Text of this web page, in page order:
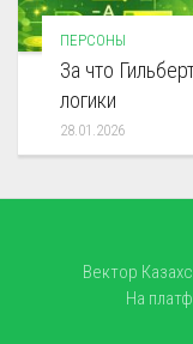
ПЕРСОНЫ
За что
логики
28.01.2026
Вектор
На